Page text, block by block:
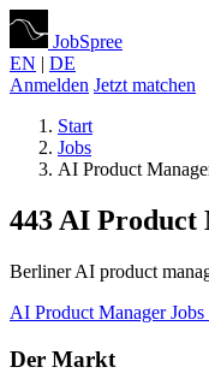
JobSpree
EN | DE
Anmelden Jetzt matchen
Start
Jobs
AI Product
443 AI Product
Berliner AI product
AI Product Manager Jobs
Der Markt